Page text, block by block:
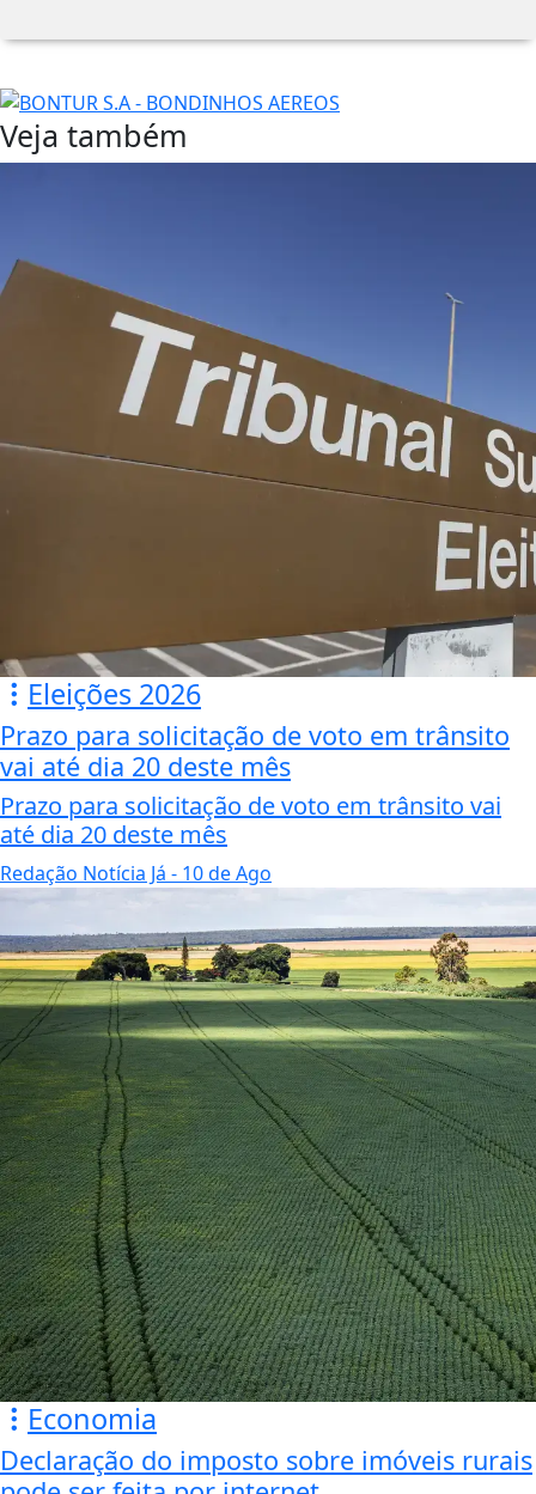
Veja também
Eleições 2026
Prazo para solicitação de voto em trânsito
vai até dia 20 deste mês
Prazo para solicitação de voto em trânsito vai
até dia 20 deste mês
Redação Notícia Já - 10 de Ago
Economia
Declaração do imposto sobre imóveis rurais